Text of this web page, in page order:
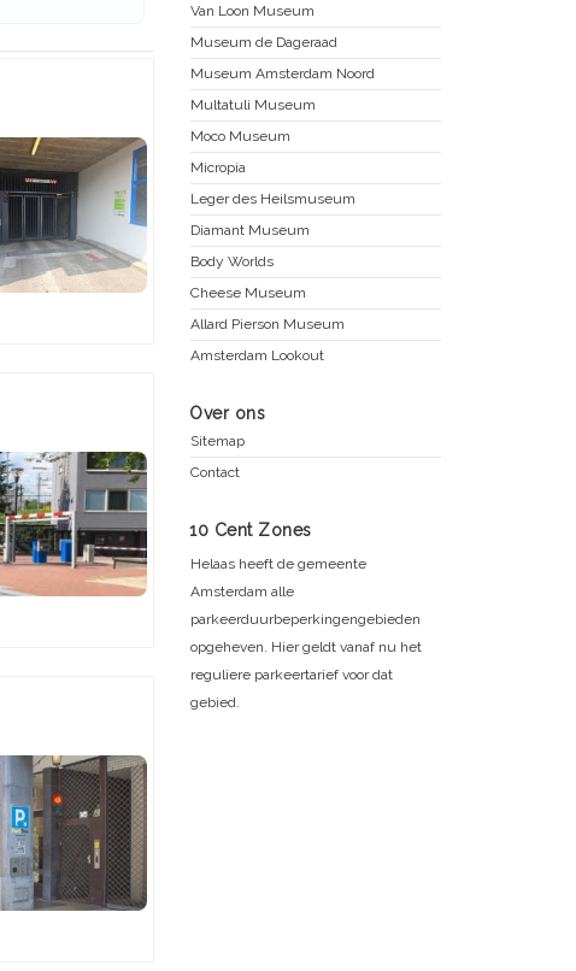
Van Loon Museum
Museum de Dageraad
Museum Amsterdam Noord
Multatuli Museum
Moco Museum
Micropia
Leger des Heilsmuseum
Diamant Museum
Body Worlds
Cheese Museum
Allard Pierson Museum
Amsterdam Lookout
Over ons
Sitemap
Contact
10 Cent Zones
Helaas heeft de gemeente
Amsterdam alle
parkeerduurbeperkingengebieden
opgeheven. Hier geldt vanaf nu het
reguliere parkeertarief voor dat
gebied.